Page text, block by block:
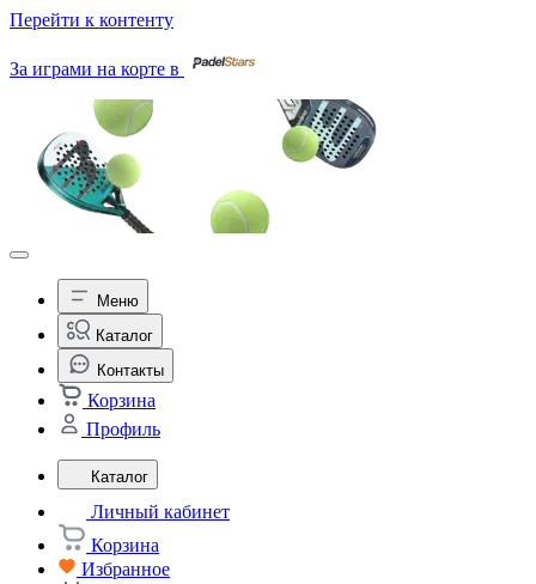
Перейти к контенту
За играми на корте в
Меню
Каталог
Контакты
Корзина
Профиль
Каталог
Личный кабинет
Корзина
Избранное